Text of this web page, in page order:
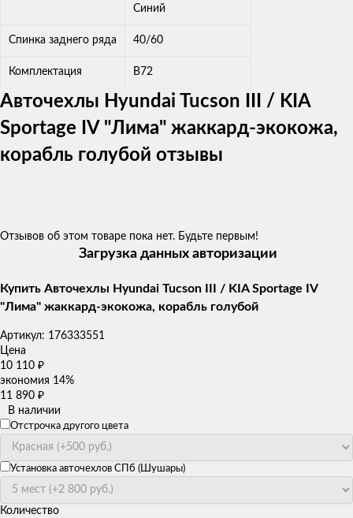
Синий
Спинка заднего ряда 40/60
Комплектация В72
Авточехлы Hyundai Tucson III / KIA
Sportage IV "Лима" жаккард-экокожа,
корабль голубой отзывы
Отзывов об этом товаре пока нет. Будьте первым!
Загрузка данных авторизации
Купить Авточехлы Hyundai Tucson III / KIA Sportage IV
"Лима" жаккард-экокожа, корабль голубой
Артикул: 176333551
Цена
10 110 ₽
экономия 14%
11 890 ₽
В наличии
Отстрочка другого цвета
Установка авточехлов СПб (Шушары)
Количество